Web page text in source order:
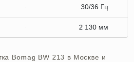
30/36 Гц
2 130 мм
Bomag BW 213 в Москве и